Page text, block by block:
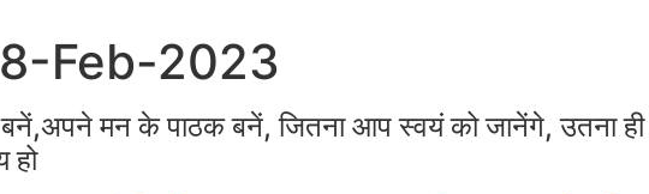
Feb-2023
मन के पाठक बनें, जितना आप स्वयं को जानेंगे, उतना ही
हो